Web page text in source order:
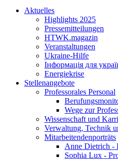
Aktuelles
Highlights 2025
Pressemitteilungen
HTWK.magazin
Veranstaltungen
Ukraine-Hilfe
Інформація для
Energiekrise
Stellenangebote
Professorales Personal
Wege zur
Wissenschaft und
Verwaltung, Technik
Mitarbeitendenporträts
Anne Dietrich -
Sophia Lux -